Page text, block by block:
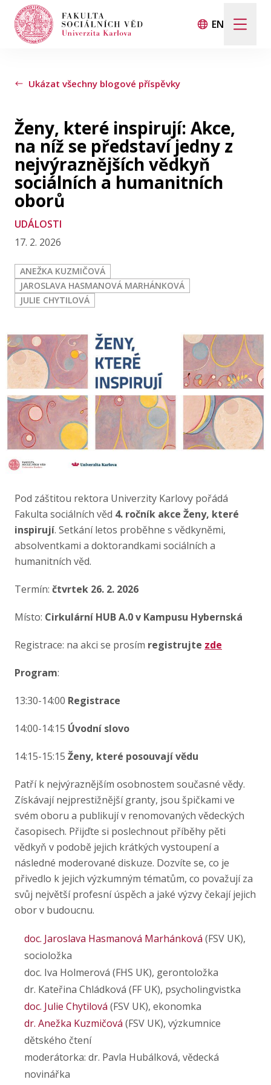
EN
Hledat
Když jsou k dispozici výsledky z našeptávače,
Události
Projekty
Ocenění
Blog
Publikace
Lidé
Kontakt
FSV UK
Ukázat všechny blogové příspěvky
Ženy, které inspirují: Akce,
na níž se představí jedny z
nejvýraznějších vědkyň
sociálních a humanitních
oborů
UDÁLOSTI
17. 2. 2026
ANEŽKA KUZMIČOVÁ
JAROSLAVA HASMANOVÁ MARHÁNKOVÁ
JULIE CHYTILOVÁ
Pod záštitou rektora Univerzity Karlovy pořádá
Fakulta sociálních věd 4. ročník akce Ženy, které
inspirují. Setkání letos proběhne s vědkyněmi,
absolventkami a doktorandkami sociálních a
humanitních věd.
Termín: čtvrtek 26. 2. 2026
Místo: Cirkulární HUB A.0 v Kampusu Hybernská
Registrace: na akci se prosím registrujte zde
Program:
13:30-14:00 Registrace
14:00-14:15 Úvodní slovo
14:15-15:15 Ženy, které posouvají vědu
Patří k nejvýraznějším osobnostem současné vědy.
Získávají nejprestižnější granty, jsou špičkami ve
svém oboru a publikují v renomovaných vědeckých
časopisech. Přijďte si poslechnout příběhy pěti
vědkyň v podobě jejich krátkých vystoupení a
následné moderované diskuze. Dozvíte se, co je
přivedlo k jejich výzkumným tématům, co považují za
svůj největší profesní úspěch a jaké výzvy čekají jejich
obor v budoucnu.
doc. Jaroslava Hasmanová Marhánková (FSV UK),
socioložka
doc. Iva Holmerová (FHS UK), gerontoložka
dr. Kateřina Chládková (FF UK), psycholingvistka
doc. Julie Chytilová (FSV UK), ekonomka
dr. Anežka Kuzmičová (FSV UK), výzkumnice
dětského čtení
moderátorka: dr. Pavla Hubálková, vědecká
novinářka